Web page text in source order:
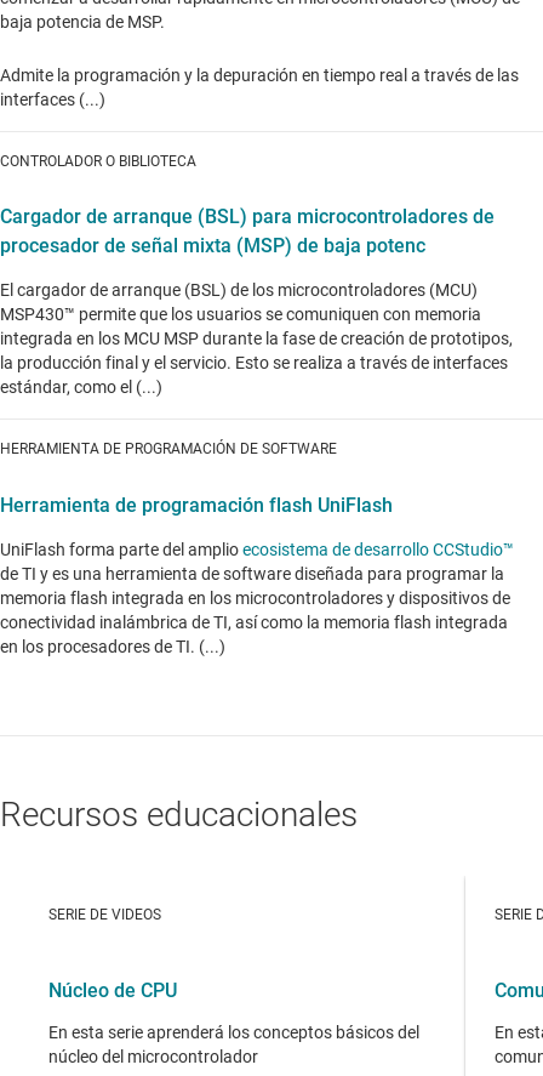
baja potencia de MSP.
Admite la programación y la depuración en tiempo real a través de las
interfaces (...)
CONTROLADOR O BIBLIOTECA
Cargador de arranque (BSL) para microcontroladores de
procesador de señal mixta (MSP) de baja potenc
El cargador de arranque (BSL) de los microcontroladores (MCU)
MSP430™ permite que los usuarios se comuniquen con memoria
integrada en los MCU MSP durante la fase de creación de prototipos,
la producción final y el servicio. Esto se realiza a través de interfaces
estándar, como el (...)
HERRAMIENTA DE PROGRAMACIÓN DE SOFTWARE
Herramienta de programación flash UniFlash
UniFlash forma parte del amplioecosistema de desarrollo CCStudio™
de TI y es una herramienta de software diseñada para programar la
memoria flash integrada en los microcontroladores y dispositivos de
conectividad inalámbrica de TI, así como la memoria flash integrada
en los procesadores de TI. (...)
Recursos educacionales
SERIE DE VIDEOS
Núcleo de CPU
En esta serie aprenderá los conceptos básicos del
núcleo del microcontrolador
SERIE
En